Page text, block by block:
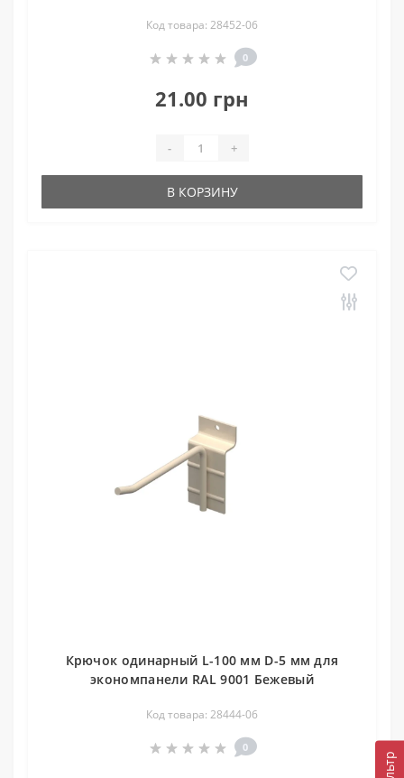
Код товара: 28452-06
0
21.00 грн
- +
В КОРЗИНУ
Крючок одинарный L-100 мм D-5 мм для
экономпанели RAL 9001 Бежевый
Код товара: 28444-06
0